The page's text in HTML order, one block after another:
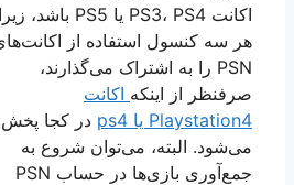
اکانت PS3، PS4 یا PS5 باشد، زیرا
هر سه کنسول استفاده از اکانت‌های
PSN را به اشتراک می‌گذارند،
صرفنظر از اینکهاکانت
Playstation4 یا ps4
در کجا پخش
می‌شود. البته، می‌توان شروع به
جمع‌آوری بازی‌ها در حساب PSN